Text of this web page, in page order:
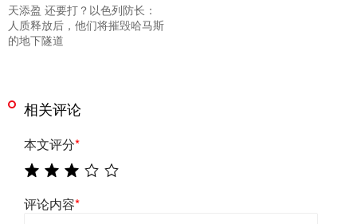
天添盈 还要打？以色列防长：
人质释放后，他们将摧毁哈马斯
的地下隧道
相关评论
本文评分*
评论内容*